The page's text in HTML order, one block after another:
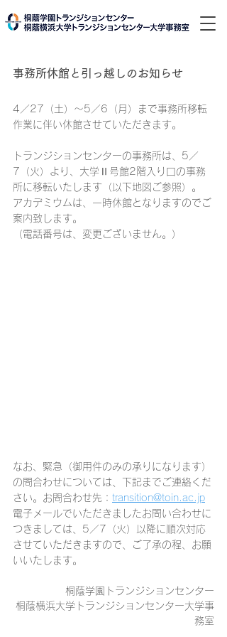
事務所休館と引っ越しのお知らせ
4／27（土）～5／6（月）まで事務所移転
作業に伴い休館させていただきます。
トランジションセンターの事務所は、5／
7（火）より、大学Ⅱ号館2階入り口の事務
所に移転いたします（以下地図ご参照）。
アカデミウムは、一時休館となりますのでご
案内致します。
（電話番号は、変更ございません。）
なお、緊急（御用件のみの承りになります）
の問合わせについては、下記までご連絡くだ
さい。お問合わせ先： transition@toin.ac.jp
電子メールでいただきましたお問い合わせに
つきましては、 5／7（火）
以降に順次対応
させていただきますので、ご了承の程、お願
いいたします。
桐蔭学園トランジションセンター
桐蔭横浜大学トランジションセンター大学事
務室